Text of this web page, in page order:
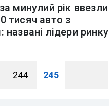
минулий рік ввезли
тисяч авто з
названі лідери ринку
244 245